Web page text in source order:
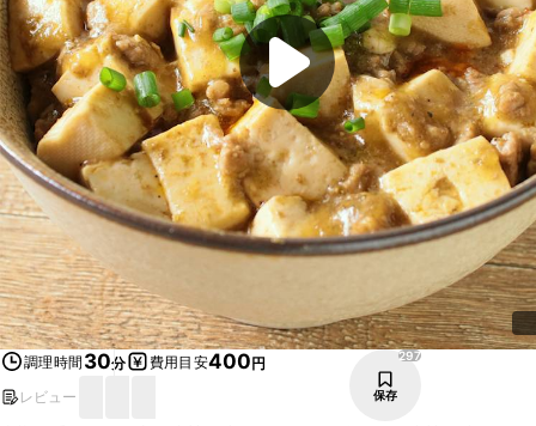
調理時間 30分 費用目安400円
レビュー
297
保存